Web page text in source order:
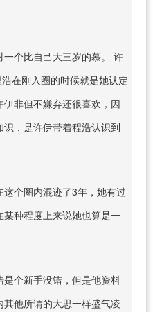
个比自己大三岁的慕。 许
在刚入圈的时候就是她认定
非但不嫌弃还很喜欢，因
，是许伊带着程浩认识到
个圈内混迹了3年，她有过
种程度上来说她也算是一
个新手没错，但是他资料
他所谓的大思一样盛气凌